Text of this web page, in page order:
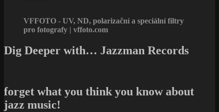
VFFOTO - UV, ND, polarizační a speciální filtry
pro fotografy | vffoto.com
Dig Deeper with… Jazzman Records
forget what you think you know about
jazz music!